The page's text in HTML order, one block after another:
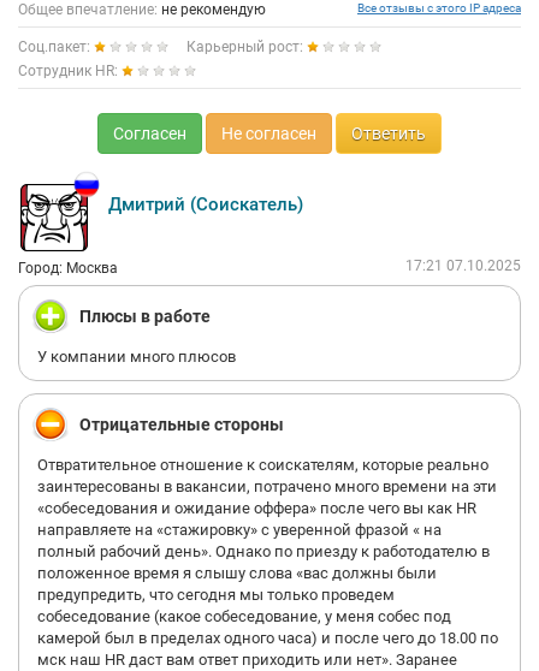
Общее впечатление: не рекомендую Все отзывы с этого IP адреса
Соц.пакет:
Карьерный рост:
Сотрудник HR:
Согласен Не согласен Ответить
Дмитрий (Соискатель)
Город: Москва 17:21 07.10.2025
Плюсы в работе
У компании много плюсов
Отрицательные стороны
Отвратительное отношение к соискателям, которые реально
заинтересованы в вакансии, потрачено много времени на эти
«собеседования и ожидание оффера» после чего вы как HR
направляете на «стажировку» с уверенной фразой « на
полный рабочий день». Однако по приезду к работодателю в
положенное время я слышу слова «вас должны были
предупредить, что сегодня мы только проведем
собеседование (какое собеседование, у меня собес под
камерой был в пределах одного часа) и после чего до 18.00 по
мск наш HR даст вам ответ приходить или нет». Заранее